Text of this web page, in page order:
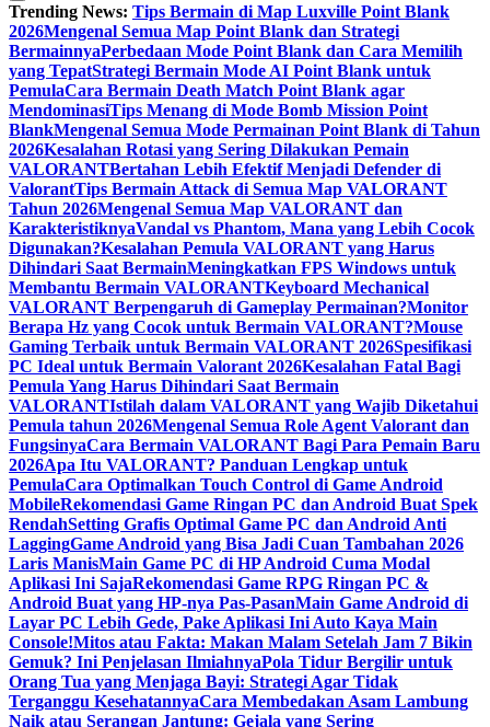
Trending News: Tips Bermain di Map Luxville Point Blank
2026Mengenal Semua Map Point Blank dan Strategi
BermainnyaPerbedaan Mode Point Blank dan Cara Memilih
yang TepatStrategi Bermain Mode AI Point Blank untuk
PemulaCara Bermain Death Match Point Blank agar
MendominasiTips Menang di Mode Bomb Mission Point
BlankMengenal Semua Mode Permainan Point Blank di Tahun
2026Kesalahan Rotasi yang Sering Dilakukan Pemain
VALORANTBertahan Lebih Efektif Menjadi Defender di
ValorantTips Bermain Attack di Semua Map VALORANT
Tahun 2026Mengenal Semua Map VALORANT dan
KarakteristiknyaVandal vs Phantom, Mana yang Lebih Cocok
Digunakan?Kesalahan Pemula VALORANT yang Harus
Dihindari Saat BermainMeningkatkan FPS Windows untuk
Membantu Bermain VALORANTKeyboard Mechanical
VALORANT Berpengaruh di Gameplay Permainan?Monitor
Berapa Hz yang Cocok untuk Bermain VALORANT?Mouse
Gaming Terbaik untuk Bermain VALORANT 2026Spesifikasi
PC Ideal untuk Bermain Valorant 2026Kesalahan Fatal Bagi
Pemula Yang Harus Dihindari Saat Bermain
VALORANTIstilah dalam VALORANT yang Wajib Diketahui
Pemula tahun 2026Mengenal Semua Role Agent Valorant dan
FungsinyaCara Bermain VALORANT Bagi Para Pemain Baru
2026Apa Itu VALORANT? Panduan Lengkap untuk
PemulaCara Optimalkan Touch Control di Game Android
MobileRekomendasi Game Ringan PC dan Android Buat Spek
RendahSetting Grafis Optimal Game PC dan Android Anti
LaggingGame Android yang Bisa Jadi Cuan Tambahan 2026
Laris ManisMain Game PC di HP Android Cuma Modal
Aplikasi Ini SajaRekomendasi Game RPG Ringan PC &
Android Buat yang HP-nya Pas-PasanMain Game Android di
Layar PC Lebih Gede, Pake Aplikasi Ini Auto Kaya Main
Console!Mitos atau Fakta: Makan Malam Setelah Jam 7 Bikin
Gemuk? Ini Penjelasan IlmiahnyaPola Tidur Bergilir untuk
Orang Tua yang Menjaga Bayi: Strategi Agar Tidak
Terganggu KesehatannyaCara Membedakan Asam Lambung
Naik atau Serangan Jantung: Gejala yang Sering